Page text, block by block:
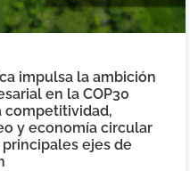
impulsa la ambición
en la COP30
competitividad,
y economía circular
ejes de